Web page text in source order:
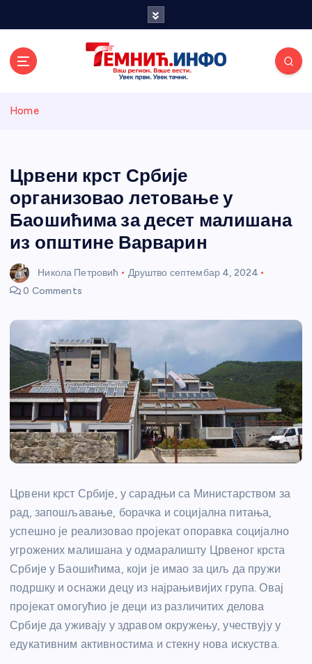
и портал
Home
Црвени крст Србије
организовао летовање у
Баошићима за десет малишана
из општине Варварин
Никола Петровић Друштво септембар 4, 2024
0 Comments
Црвени крст Србије, у сарадњи са Министарством за
рад, запошљавање, борачка и социјална питања,
успешно је реализовао пројекат опоравка социјално
угрожених малишана у одмаралишту Црвеног крста
Србије у Баошићима, који је имао за циљ да пружи
подршку и оснажи децу из најрањивијих група. Овај
пројекат омогућио је деци из различитих делова
Србије да уживају у здравом окружењу, учествују у
едукативним активностима и стекну нова искуства.